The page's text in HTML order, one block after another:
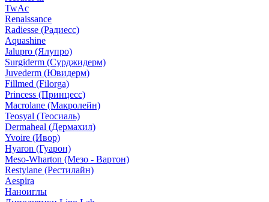
TwAc
Renaissance
Radiesse (Радиесс)
Aquashine
Jalupro (Ялупро)
Surgiderm (Сурджидерм)
Juvederm (Ювидерм)
Fillmed (Filorga)
Princess (Принцесс)
Macrolane (Макролейн)
Teosyal (Теосиаль)
Dermaheal (Дермахил)
Yvoire (Ивор)
Hyaron (Гуарон)
Meso-Wharton (Мезо - Вартон)
Restylane (Рестилайн)
Aespira
Наноиглы